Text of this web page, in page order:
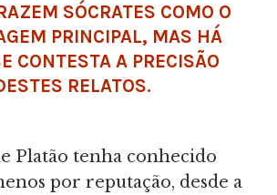
SÓCRATES COMO O
PRINCIPAL, MAS HÁ
CONTESTA A PRECISÃO
RELATOS.
Platão tenha conhecido
por reputação, desde a